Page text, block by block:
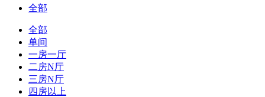
全部
全部
单间
一房一厅
二房N厅
三房N厅
四房以上